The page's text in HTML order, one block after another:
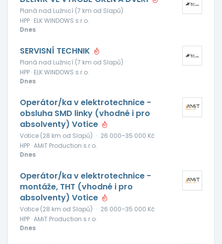
Planá nad Lužnicí (7 km od Slapů)
HPP · ELK WINDOWS s.r.o.
Dnes
SERVISNÍ TECHNIK
Planá nad Lužnicí (7 km od Slapů)
HPP · ELK WINDOWS s.r.o.
Dnes
Operátor/ka v elektrotechnice -
obsluha SMD linky (vhodné i pro
absolventy) Votice
Votice (28 km od Slapů) · 26 000–35 000 Kč
HPP · AMiT Production s.r.o.
Dnes
Operátor/ka v elektrotechnice -
montáže, THT (vhodné i pro
absolventy) Votice
Votice (28 km od Slapů) · 26 000–35 000 Kč
HPP · AMiT Production s.r.o.
Dnes